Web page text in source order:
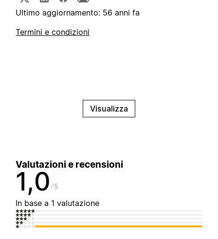
Ultimo aggiornamento: 56 anni fa
Termini e condizioni
Visualizza
Valutazioni e recensioni
1,0 5
In base a 1 valutazione